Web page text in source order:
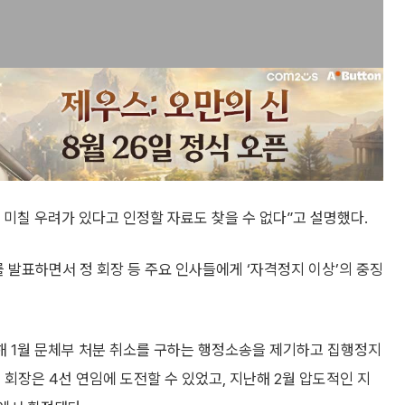
칠 우려가 있다고 인정할 자료도 찾을 수 없다”고 설명했다.
표하면서 정 회장 등 주요 인사들에게 ‘자격정지 이상’의 중징
월 문체부 처분 취소를 구하는 행정소송을 제기하고 집행정지
장은 4선 연임에 도전할 수 있었고, 지난해 2월 압도적인 지